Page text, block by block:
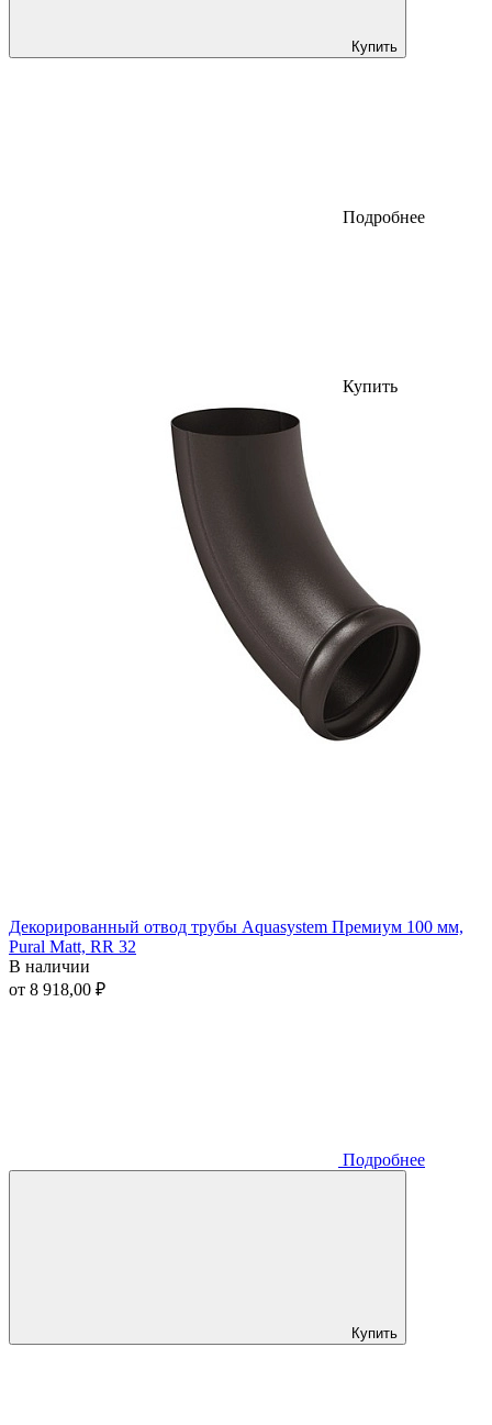
Купить
Подробнее
Купить
Декорированный отвод трубы Aquasystem Премиум 100 мм,
Pural Matt, RR 32
В наличии
от 8 918,00 ₽
Подробнее
Купить